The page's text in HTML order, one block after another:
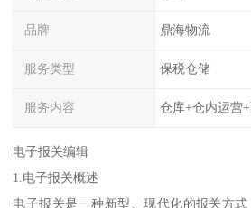
品牌 鼎海物流
服务类型 保税仓储
服务内容 仓库+仓内运营
电子报关编辑
1.电子报关概述
电子报关是一种新型、现代化的报关方